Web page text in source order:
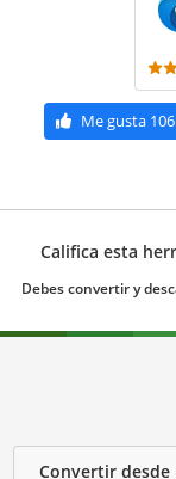
Me gusta
Califica esta
Debes convertir y
Convertir desde